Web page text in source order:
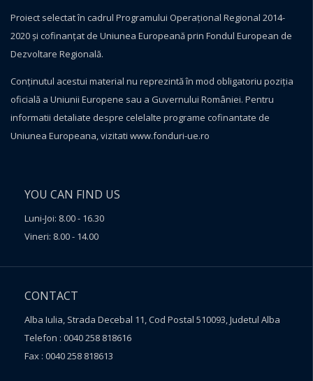
Proiect selectat în cadrul Programului Operațional Regional 2014-
2020 și cofinanțat de Uniunea Europeană prin Fondul European de
Dezvoltare Regională.
Conţinutul acestui material nu reprezintă în mod obligatoriu poziţia
oficială a Uniunii Europene sau a Guvernului României. Pentru
informatii detaliate despre celelalte programe cofinantate de
Uniunea Europeana, vizitati www.fonduri-ue.ro
YOU CAN FIND US
Luni-Joi: 8.00 - 16.30
Vineri: 8.00 - 14.00
CONTACT
Alba Iulia, Strada Decebal 11, Cod Postal 510093, Judetul Alba
Telefon : 0040 258 818616
Fax : 0040 258 818613